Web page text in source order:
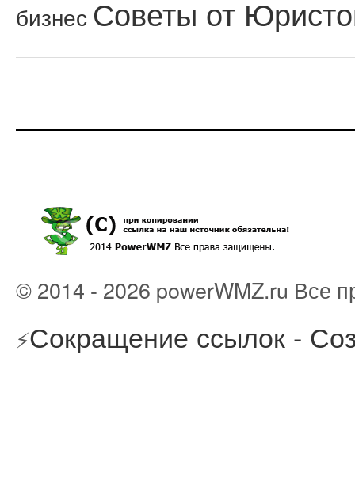
бизнес Советы от
© 2014 - 2026 powerWMZ.ru Все
⚡Сокращение ссылок -